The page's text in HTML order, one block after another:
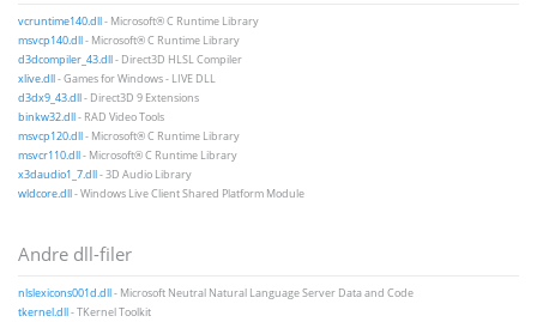
vcruntime140.dll- Microsoft® C Runtime Library
msvcp140.dll- Microsoft® C Runtime Library
d3dcompiler_43.dll- Direct3D HLSL Compiler
xlive.dll- Games for Windows - LIVE DLL
d3dx9_43.dll- Direct3D 9 Extensions
binkw32.dll- RAD Video Tools
msvcp120.dll- Microsoft® C Runtime Library
msvcr110.dll- Microsoft® C Runtime Library
x3daudio1_7.dll- 3D Audio Library
wldcore.dll- Windows Live Client Shared Platform Module
Andre dll-filer
nlslexicons001d.dll- Microsoft Neutral Natural Language Server Data and Code
tkernel.dll- TKernel Toolkit